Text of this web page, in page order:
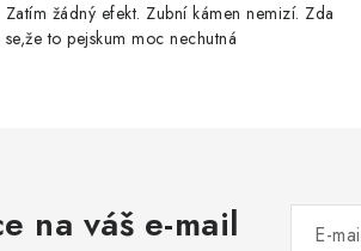
Zatím žádný efekt. Zubní kámen nemizí. Zda
se,že to pejskum moc nechutná
na váš e-mail E-